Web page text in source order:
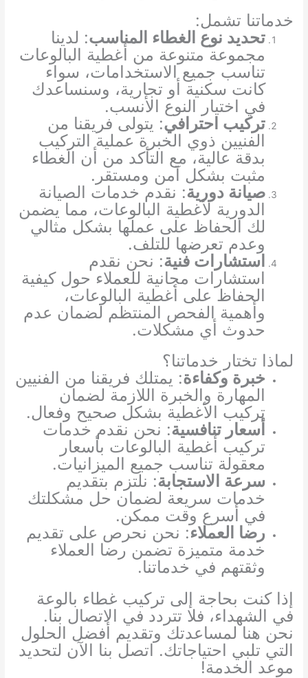
خدماتنا تشمل:
تحديد نوع الغطاء المناسب: لدينا
مجموعة متنوعة من أغطية البالوعات
تناسب جميع الاستخدامات، سواء
كانت سكنية أو تجارية، وسنساعدك
في اختيار النوع الأنسب.
تركيب احترافي: يتولى فريقنا من
الفنيين ذوي الخبرة عملية التركيب
بدقة عالية، مع التأكد من أن الغطاء
مثبت بشكل آمن ومستقر.
صيانة دورية: نقدم خدمات الصيانة
الدورية لأغطية البالوعات، مما يضمن
لك الحفاظ على عملها بشكل مثالي
وعدم تعرضها للتلف.
استشارات فنية: نحن نقدم
استشارات مجانية للعملاء حول كيفية
الحفاظ على أغطية البالوعات،
وأهمية الفحص المنتظم لضمان عدم
حدوث أي مشكلات.
لماذا تختار خدماتنا؟
خبرة وكفاءة: يمتلك فريقنا من الفنيين
المهارة والخبرة اللازمة لضمان
تركيب الأغطية بشكل صحيح وفعال.
أسعار تنافسية: نحن نقدم خدمات
تركيب أغطية البالوعات بأسعار
معقولة تناسب جميع الميزانيات.
سرعة الاستجابة: نلتزم بتقديم
خدمات سريعة لضمان حل مشكلتك
في أسرع وقت ممكن.
رضا العملاء: نحن نحرص على تقديم
خدمة متميزة تضمن رضا العملاء
وثقتهم في خدماتنا.
إذا كنت بحاجة إلى تركيب غطاء بالوعة
في الشهداء، فلا تتردد في الاتصال بنا.
نحن هنا لمساعدتك وتقديم أفضل الحلول
التي تلبي احتياجاتك. اتصل بنا الآن لتحديد
موعد الخدمة!